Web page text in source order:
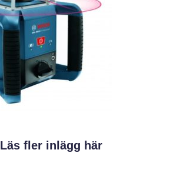
Läs fler inlägg här